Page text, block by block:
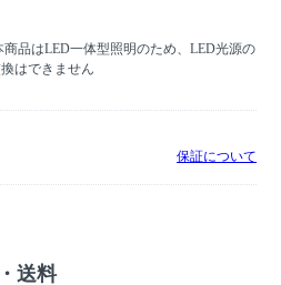
品はLED一体型照明のため、LED光源の
はできません
保証について
送料